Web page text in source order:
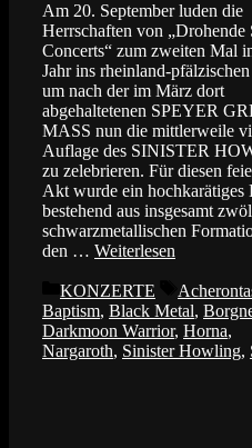
Am 20. September luden die
Herrschaften von „Drohende
Concerts“ zum zweiten Mal
Jahr ins rheinland-pfälzischen
um nach der im März dort
abgehaltetenen SPEYER
MASS nun die mittlerweile
Auflage des SINISTER
zu zelebrieren. Für diesen
Akt wurde ein hochkarätiges
bestehend aus insgesamt
schwarzmetallischen
den … Weiterlesen
Kategorien
KONZERTE
Baptism, Black Metal,
Darkmoon Warrior, Horna,
Nargaroth, Sinister Howling,